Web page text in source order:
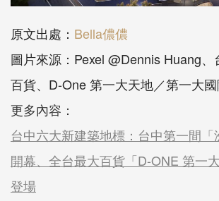
原文出處： Bella儂儂
圖片來源：Pexel @Dennis Huang
百貨、D-One 第一大天地／第一大國
更多內容：
台中六大新建築地標：台中第一間「
開幕、全台最大百貨「D-ONE 第一
登場